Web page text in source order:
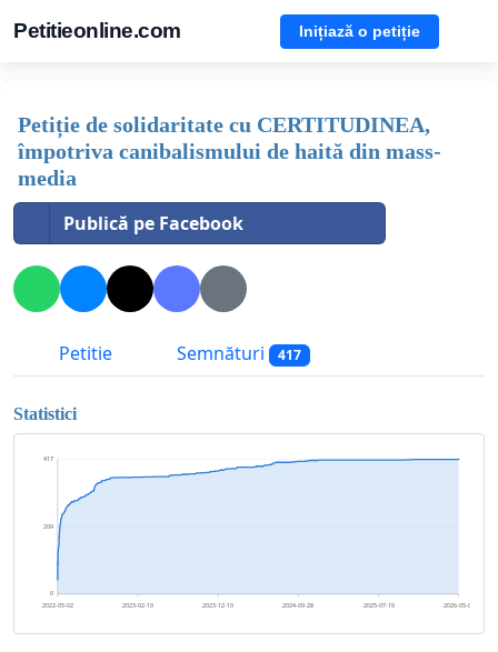
Petitieonline.com Inițiază o petiție
Petiție de solidaritate cu CERTITUDINEA,
împotriva canibalismului de haită din mass-
media
Publică pe Facebook
Petitie Semnături 417
Statistici
0
209
417
2022-05-02 2023-02-19 2023-12-10 2024-09-28 2025-07-19 2026-05-08